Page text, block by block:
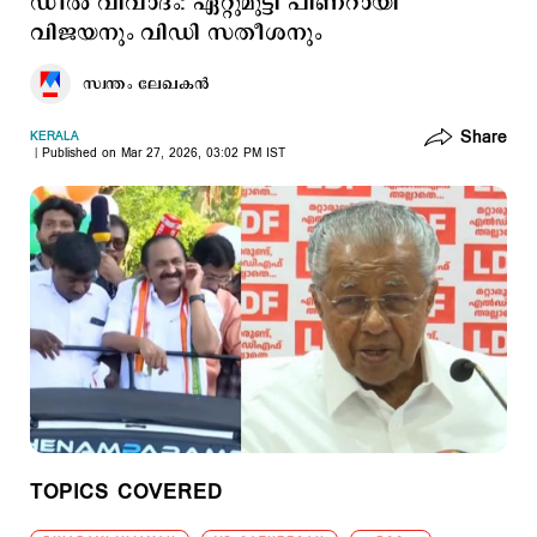
വിജയനും വി‍‍ഡി സതീശനും
സ്വന്തം ലേഖകൻ
KERALA
Published on Mar 27, 2026, 03:02 PM IST
Share
TOPICS COVERED